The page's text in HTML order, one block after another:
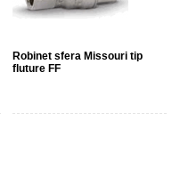
Robinet sfera Missouri tip
fluture FF